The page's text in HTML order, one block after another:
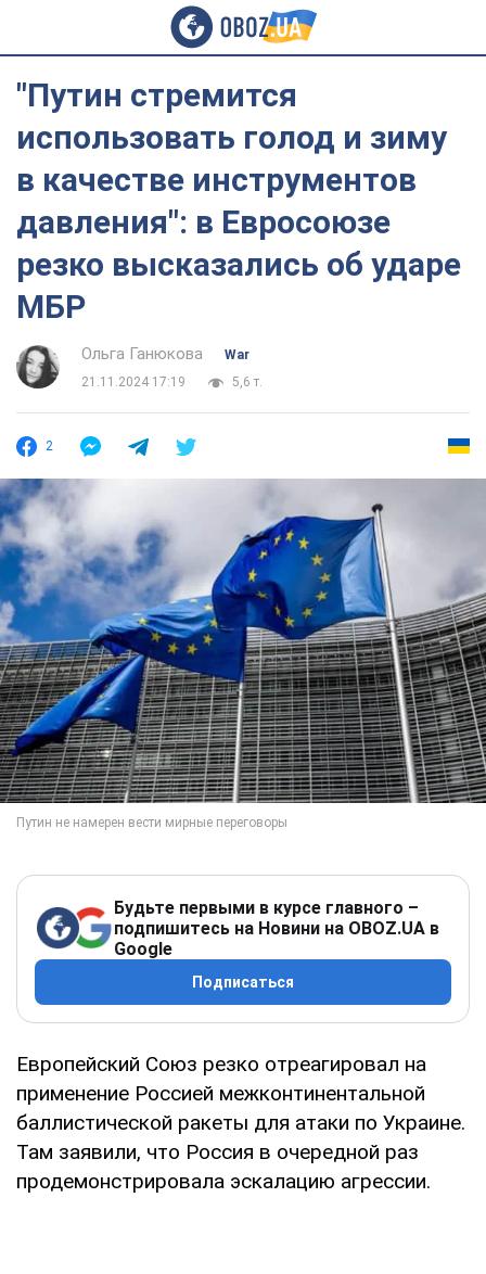
"Путин стремится
использовать голод и зиму
в качестве инструментов
давления": в Евросоюзе
резко высказались об ударе
МБР
Ольга Ганюкова
War
21.11.2024 17:19
5,6 т.
2
Будьте первыми в курсе главного –
подпишитесь на Новини на OBOZ.UA в
Google
Подписаться
Европейский Союз резко отреагировал на
применение Россией межконтинентальной
баллистической ракеты для атаки по Украине.
Там заявили, что Россия в очередной раз
продемонстрировала эскалацию агрессии.